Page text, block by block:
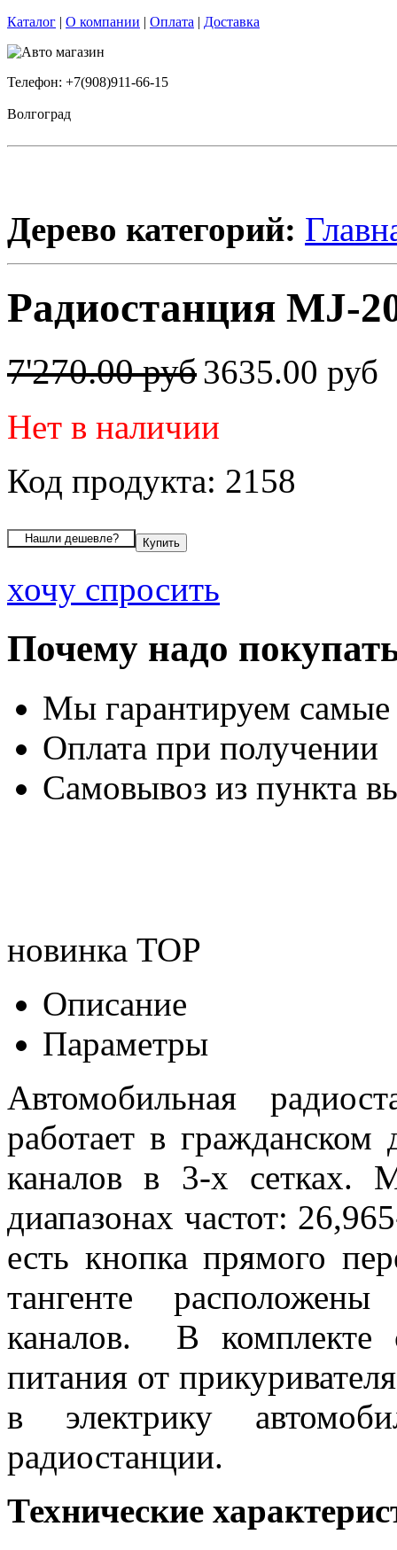
Каталог | О компании | Оплата | Доставка
Телефон: +7(908)911-66-15
Волгоград
Дерево категорий:
Радиостанция MJ-
7'270.00 руб3635.00 руб
Нет в наличии
Код продукта: 2158
хочу спросить
Почему надо
Мы гарантируем
Оплата при получении
Самовывоз из пункта
новинка TOP
Описание
Параметры
Автомобильная
работает в гражданском
каналов в 3-х сетках.
диапазонах частот:
есть кнопка прямого
тангенте
каналов. В комплекте
питания от
в электрику
радиостанции.
Технические